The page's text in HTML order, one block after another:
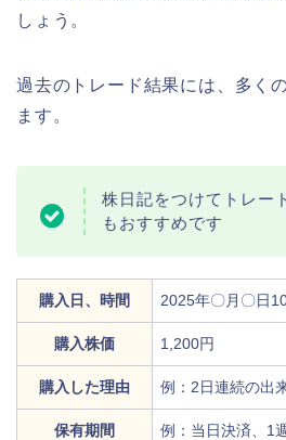
しょう。
過去のトレード結果には、多く
ます。
株日記をつけてトレー
もおすすめです
購入日、時間 2025年〇月〇日
購入株価 1,200円
購入した理由 例：2日連続の出
保有期間 例：当日決済、1